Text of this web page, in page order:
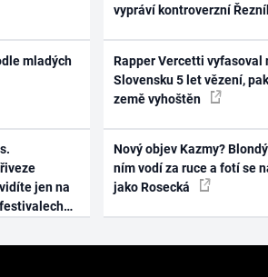
mladých
jen na
vypráví kontroverzní
Rapper Vercetti vyfasoval
Slovensku 5 let vězení,
země vyhoštěn
Nový objev Kazmy?
ním vodí za ruce a fotí se
jako Rosecká